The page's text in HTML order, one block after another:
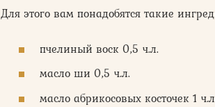
Для этого вам понадобятся такие
пчелиный воск 0,5 ч.л.
масло ши 0,5 ч.л.
масло абрикосовых косточек 1